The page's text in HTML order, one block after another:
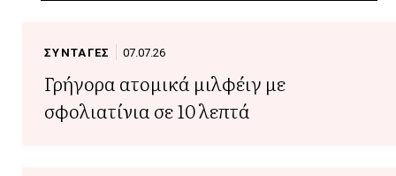
ΣΥΝΤΑΓΕΣ 07.07.26
Γρήγορα ατομικά μιλφέιγ με
σφολιατίνια σε 10 λεπτά